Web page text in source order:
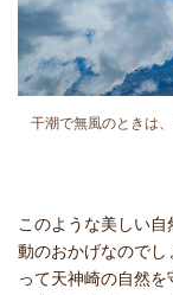
干潮で無風のときは
このような美しい
動のおかげなので
って天神崎の自然